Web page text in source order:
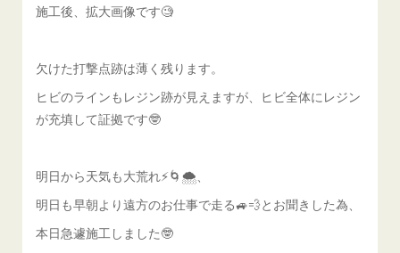
施工後、拡大画像です🧐
欠けた打撃点跡は薄く残ります。
ヒビのラインもレジン跡が見えますが、ヒビ全体にレジン
が充填して証拠です🤓
明日から天気も大荒れ⚡️🌀🌨️、
明日も早朝より遠方のお仕事で走る🚙💨とお聞きした為、
本日急遽施工しました🤓